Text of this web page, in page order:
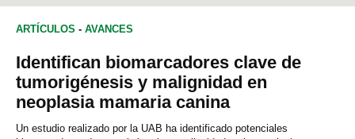
ARTÍCULOS - AVANCES
Identifican biomarcadores clave de
tumorigénesis y malignidad en
neoplasia mamaria canina
Un estudio realizado por la UAB ha identificado potenciales